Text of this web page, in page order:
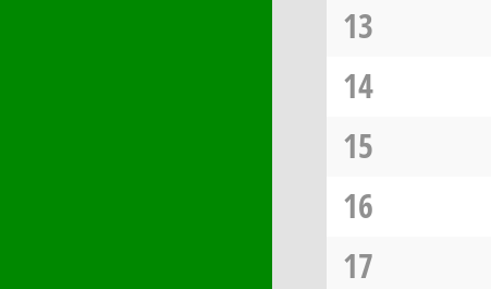
13
14
15
16
17